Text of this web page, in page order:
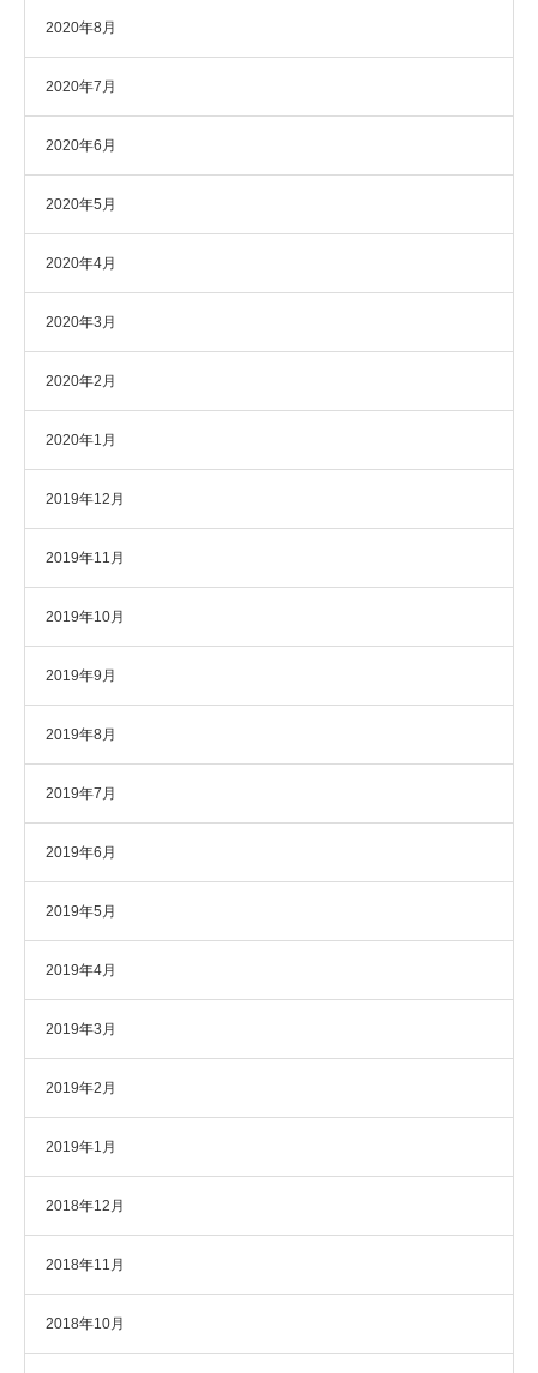
2020年8月
2020年7月
2020年6月
2020年5月
2020年4月
2020年3月
2020年2月
2020年1月
2019年12月
2019年11月
2019年10月
2019年9月
2019年8月
2019年7月
2019年6月
2019年5月
2019年4月
2019年3月
2019年2月
2019年1月
2018年12月
2018年11月
2018年10月